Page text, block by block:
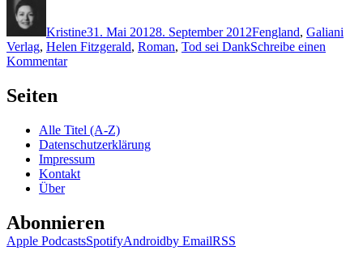
Kristine31. Mai 20128. September 2012Fengland, Galiani
Verlag, Helen Fitzgerald, Roman, Tod sei DankSchreibe einen
Kommentarzu
–
Tod
sei
Dank
Seiten
Alle Titel (A-Z)
Datenschutzerklärung
Impressum
Kontakt
Über
Abonnieren
Apple PodcastsSpotifyAndroidby EmailRSS